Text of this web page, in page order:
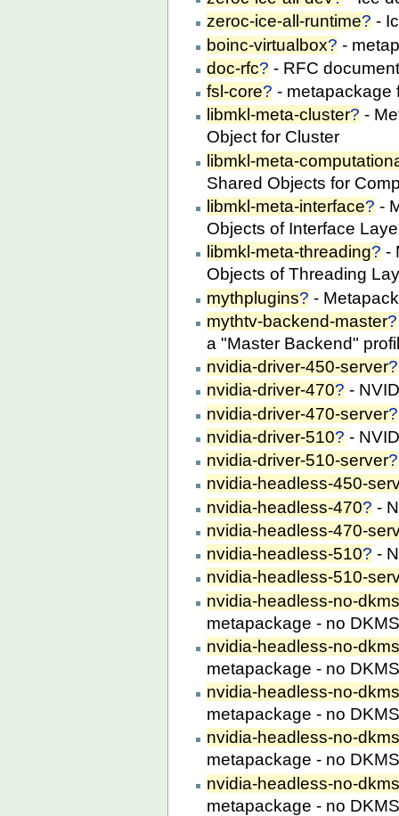
zeroc-ice-all-runtime? -
boinc-virtualbox? -
doc-rfc? - RFC
fsl-core? - metapackage
libmkl-meta-cluster? -
Object for Cluster
libmkl-meta-
Shared Objects for
libmkl-meta-interface? -
Objects of Interface
libmkl-meta-threading? -
Objects of Threading
mythplugins? -
mythtv-backend-master?
a "Master Backend"
nvidia-driver-450-server?
nvidia-driver-470? -
nvidia-driver-470-server?
nvidia-driver-510? -
nvidia-driver-510-server?
nvidia-headless-450-
nvidia-headless-470? -
nvidia-headless-470-
nvidia-headless-510? -
nvidia-headless-510-
nvidia-headless-no-
metapackage - no
nvidia-headless-no-
metapackage - no
nvidia-headless-no-
metapackage - no
nvidia-headless-no-
metapackage - no
nvidia-headless-no-
metapackage - no